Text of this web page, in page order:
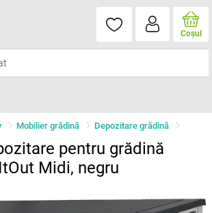
Coşul
Mobilier grădină Depozitare grădină
pentru grădină
Midi, negru